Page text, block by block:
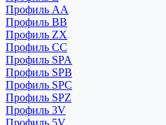
Профиль АА
Профиль BB
Профиль ZX
Профиль CC
Профиль SPA
Профиль SPB
Профиль SPC
Профиль SPZ
Профиль 3V
Профиль 5V